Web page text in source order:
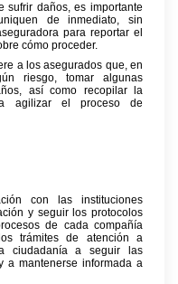
sufrir daños, es importante
de inmediato, sin
para reportar el
cómo proceder.
a los asegurados que, en
riesgo, tomar algunas
así como recopilar la
agilizar el proceso de
con las instituciones
y seguir los protocolos
de cada compañía
trámites de atención a
ciudadanía a seguir las
a mantenerse informada a